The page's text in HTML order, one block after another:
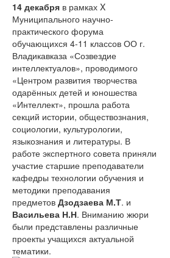
14 декабря в рамках X
Муниципального научно-
практического форума
обучающихся 4-11 классов ОО г.
Владикавказа «Созвездие
интеллектуалов», проводимого
«Центром развития творчества
одарённых детей и юношества
«Интеллект», прошла работа
секций истории, обществознания,
социологии, культурологии,
языкознания и литературы. В
работе экспертного совета приняли
участие старшие преподаватели
кафедры технологии обучения и
методики преподавания
предметов Дзодзаева М.Т. и
Васильева Н.Н. Вниманию жюри
были представлены различные
проекты учащихся актуальной
тематики.